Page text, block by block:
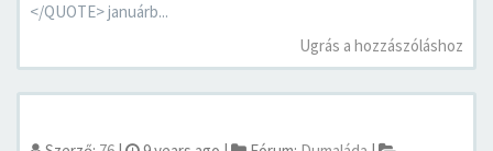
</QUOTE> januárb...
Ugrás a hozzászóláshoz